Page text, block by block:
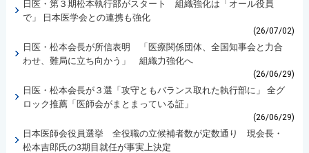
日医・第３期松本執行部がスタート 組織強化は「オール役員
で」 日本医学会との連携も強化
(26/07/02)
日医・松本会長が所信表明 「医療関係団体、全国知事会と力合
わせ、難局に立ち向かう」 組織力強化へ
(26/06/29)
日医・松本会長が３選「攻守ともバランス取れた執行部に」 全グ
ロック推薦「医師会がまとまっている証」
(26/06/29)
日本医師会役員選挙 全役職の立候補者数が定数通り 現会長・
松本吉郎氏の3期目就任が事実上決定